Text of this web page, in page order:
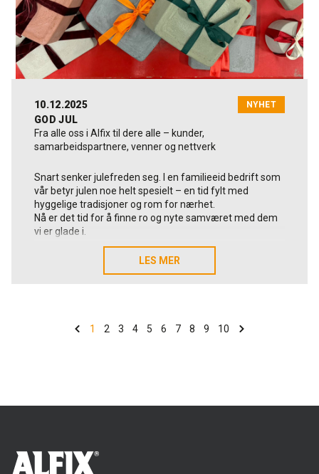
Fleksibelt, hvitt flislim med høy vedheft og
vannbestandighet
Strekkfasthet, betong: 1,5–3,0 N/mm²
Fliser opptil 600 × 600 mm
Lagtykkelse opptil 10 mm
Brukstid: ca. 3 timer
Utviklet for basseng og industrimiljøer
Egnet for innblanding av FlexBinder
Variabel konsistens for vegg og gulv
10.12.2025 NYHET
GOD JUL
Fra alle oss i Alfix til dere alle – kunder,
samarbeidspartnere, venner og nettverk
Snart senker julefreden seg. I en familieeid bedrift som
vår betyr julen noe helt spesielt – en tid fylt med
hyggelige tradisjoner og rom for nærhet.
Nå er det tid for å finne ro og nyte samværet med dem
vi er glade i.
Julestengt – viktig informasjon
LES MER
LES MER
1 2 3 4 5 6 7 8 9 10